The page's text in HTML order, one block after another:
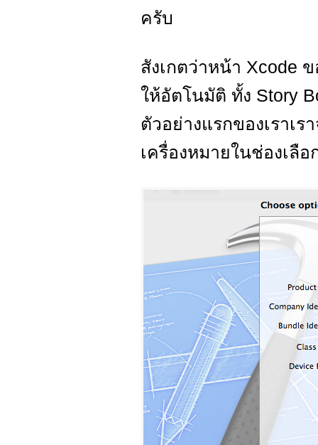
ครับ
สังเกตว่าหน้า Xcode
ให้อัตโนมัติ ทั้ง Story
ตัวอย่างแรกของเราเร
เครื่องหมายในช่องเลื